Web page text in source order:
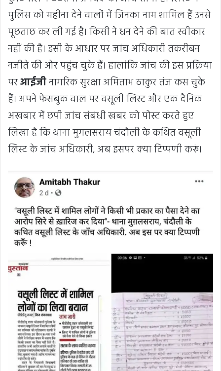
पुलिस को महीना देने वालों में जिनका नाम शामिल हैं उनसे
पूछताछ कर ली गई है। किसी ने धन देने की बात स्वीकार
नहीं की है। इसी के आधार पर जांच अधिकारी तकरीबन
नजीते की ओर पहुंच चुके हैं। हालांकि जांच की इस प्रक्रिया
परआईजीनागरिक सुरक्षा अमिताभ ठाकुर तंज कस चुके
हैं। अपने फेसबुक वाल पर वसूली लिस्ट और एक दैनिक
अखबार में छपी जांच संबंधी खबर को पोस्ट करते हुए
लिखा है कि थाना मुगलसराय चंदौली के कथित वसूली
लिस्ट के जांच अधिकारी, अब इसपर क्या टिप्पणी करूं।